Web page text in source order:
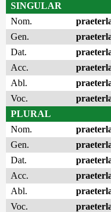
SINGULAR
Nom.
Gen.
Dat.
Acc.
Abl.
Voc.
PLURAL
Nom.
Gen.
Dat.
Acc.
Abl.
Voc.